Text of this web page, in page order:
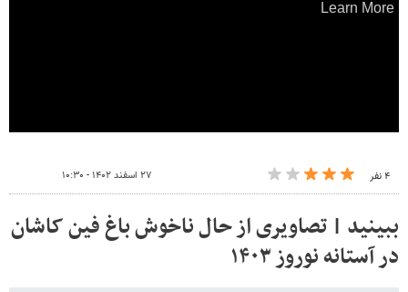
۴ نفر ۲۷ اسفند ۱۴۰۲ - ۱۰:۳۰
ببینید | تصاویری از حال ناخوش باغ فین کاشان
در آستانه نوروز ۱۴۰۳